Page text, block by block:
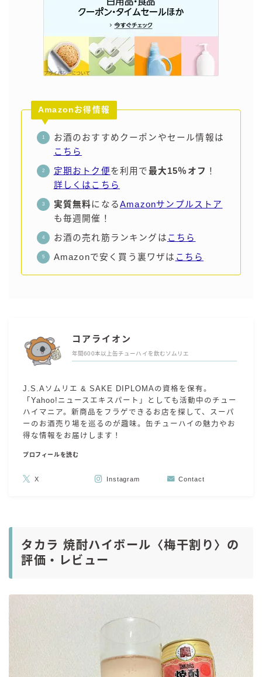
Amazonお得情報
お酒のおすすめクーポンやセール情報は
こちら
定期おトク便を利用で最大15％オフ ！
詳しくはこちら
実質無料になるAmazonサンプルストア
も毎週開催！
お酒の売れ筋ランキングは こちら
Amazonで安く買う裏ワザは こちら
コアライオン
年間600本以上缶チューハイを飲むソムリエ
J.S.Aソムリエ & SAKE DIPLOMAの資格を保有。
「Yahoo!ニュースエキスパート」としても活動中のチュー
ハイマニア。新商品をフラゲできるお店を探して、スーパ
ーのお酒売り場を巡るのが趣味。缶チューハイの魅力やお
得な情報をお届けします！
プロフィールを読む
X Instagram Contact
タカラ 焼酎ハイボール〈梅干割り〉の
評価・レビュー